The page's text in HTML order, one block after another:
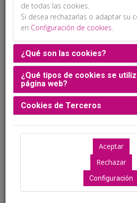
de todas las cookies.
Si desea rechazarlas o adaptar su
en Configuración de cookies.
¿Qué son las cookies?
¿Qué tipos de cookies se
página web?
Cookies de Terceros
Configuración
Ubicación: Aún no